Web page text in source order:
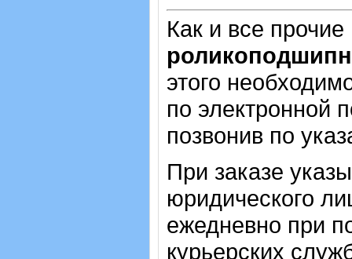
Как и все
этого
по электронной
позвонив по
При заказе
юридического
ежедневно при
курьерских